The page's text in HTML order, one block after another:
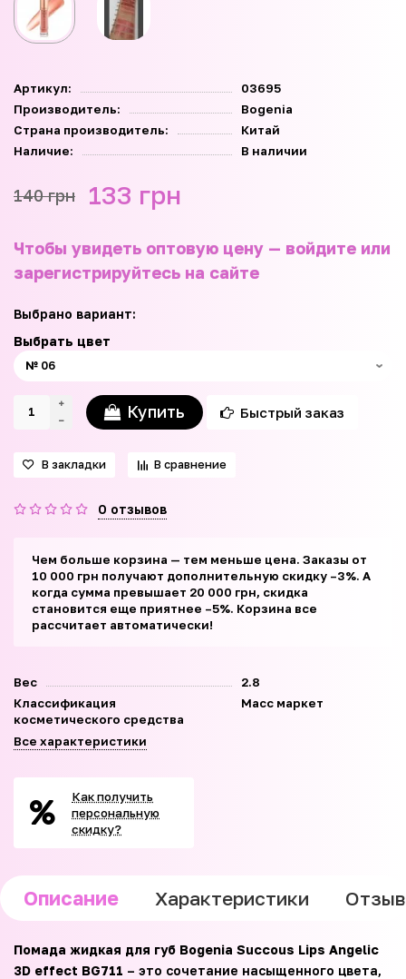
Артикул:
03695
Производитель:
Bogenia
Страна производитель:
Китай
Наличие:
В наличии
140 грн 133 грн
Чтобы увидеть оптовую цену — войдите или
зарегистрируйтесь на сайте
Выбрано вариант:
Выбрать цвет
Купить Быстрый заказ
В закладки В сравнение
0 отзывов
Чем больше корзина — тем меньше цена. Заказы от
10 000 грн получают дополнительную скидку –3%. А
когда сумма превышает 20 000 грн, скидка
становится еще приятнее –5%. Корзина все
рассчитает автоматически!
Вес
2.8
Классификация
косметического средства
Масс маркет
Все характеристики
Как получить
персональную
скидку?
Описание Характеристики
Помада жидкая для губ Bogenia Succous Lips Angelic
3D effect BG711 – это сочетание насыщенного цвета,